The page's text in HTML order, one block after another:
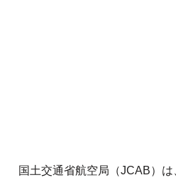
国土交通省航空局（JCAB）は